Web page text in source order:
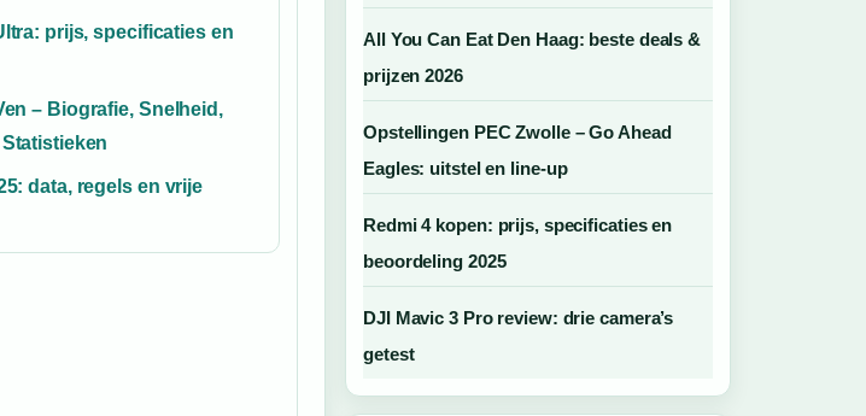
prijs, specificaties en
– Biografie, Snelheid,
data, regels en vrije
All You Can Eat Den Haag: beste deals &
prijzen 2026
Opstellingen PEC Zwolle – Go Ahead
Eagles: uitstel en line-up
Redmi 4 kopen: prijs, specificaties en
beoordeling 2025
DJI Mavic 3 Pro review: drie camera’s
getest